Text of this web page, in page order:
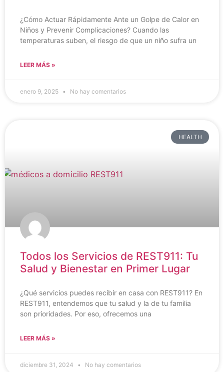
¿Cómo Actuar Rápidamente Ante un Golpe de Calor en
Niños y Prevenir Complicaciones? Cuando las
temperaturas suben, el riesgo de que un niño sufra un
LEER MÁS »
enero 9, 2025 No hay comentarios
HEALTH
Todos los Servicios de REST911: Tu
Salud y Bienestar en Primer Lugar
¿Qué servicios puedes recibir en casa con REST911? En
REST911, entendemos que tu salud y la de tu familia
son prioridades. Por eso, ofrecemos una
LEER MÁS »
diciembre 31, 2024 No hay comentarios